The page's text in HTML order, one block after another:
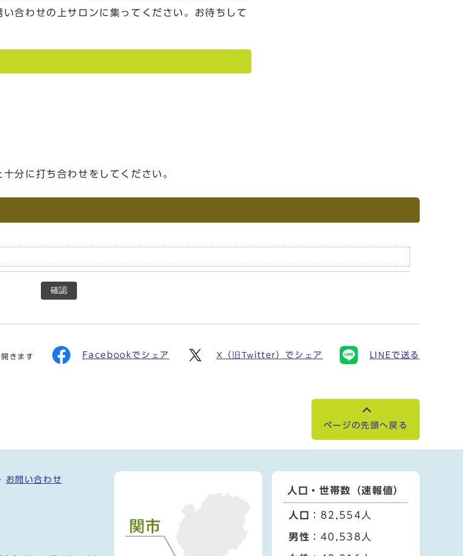
合わせの上サロンに集ってください。お待ちして
分に打ち合わせをしてください。
確認
きます Facebookでシェア X（旧Twitter）でシェア LINEで送る
ページの先頭へ戻る
お問い合わせ
人口・世帯数（速報値）
人口 ：82,554人
男性 ：40,538人